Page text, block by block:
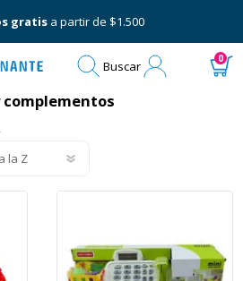
gratisa partir de $1.500
Buscar 0
complementos